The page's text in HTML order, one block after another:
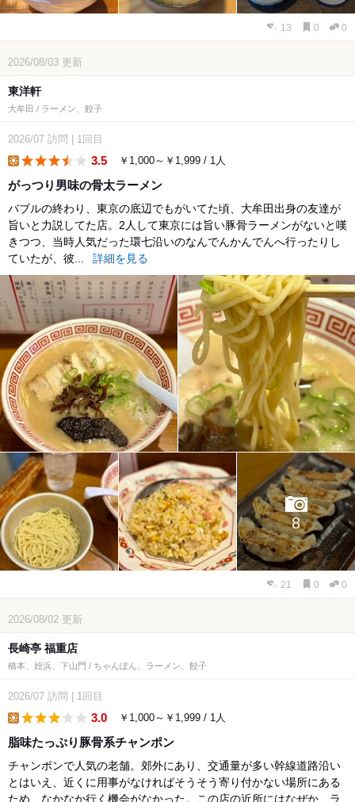
13 0 0
2026/08/03 更新
東洋軒
大牟田 / ラーメン、餃子
2026/07 訪問 1回目
3.5 ￥1,000～￥1,999 / 1人
がっつり男味の骨太ラーメン
バブルの終わり、東京の底辺でもがいてた頃、大牟田出身の友達が
旨いと力説してた店。2人して東京には旨い豚骨ラーメンがないと嘆
きつつ、当時人気だった環七沿いのなんでんかんでんへ行ったりし
ていたが、彼...
詳細を見る
8
21 0 0
2026/08/02 更新
長崎亭 福重店
橋本、姪浜、下山門 / ちゃんぽん、ラーメン、餃子
2026/07 訪問 1回目
3.0 ￥1,000～￥1,999 / 1人
脂味たっぷり豚骨系チャンポン
チャンポンで人気の老舗。郊外にあり、交通量が多い幹線道路沿い
とはいえ、近くに用事がなければそうそう寄り付かない場所にある
ため、なかなか行く機会がなかった。この店の近所にはなぜか、ラ